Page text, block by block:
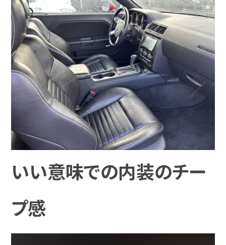
いい意味での内装のチー
プ感